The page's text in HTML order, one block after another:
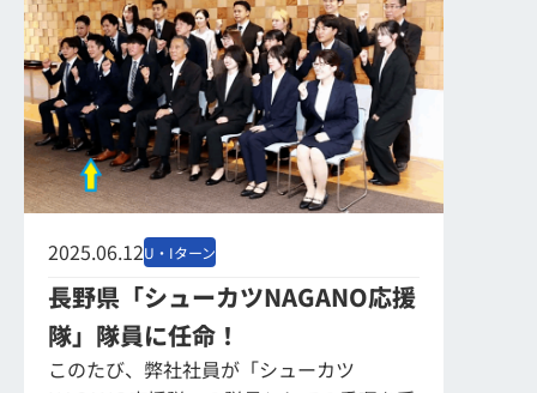
で...
2025.06.12U・Iターン
長野県「シューカツNAGANO応援
隊」隊員に任命！
このたび、弊社社員が「シューカツ